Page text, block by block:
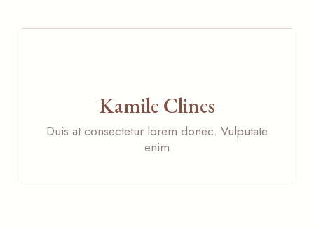
Kamile Clines
Duis at consectetur lorem donec. Vulputate
enim